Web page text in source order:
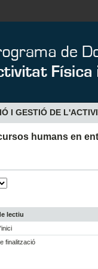
I GESTIÓ DE
humans en
lectiu
finalització